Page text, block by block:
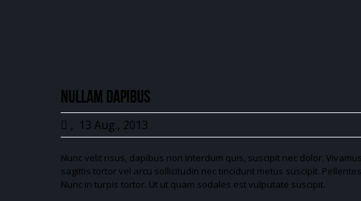
Nullam dapibus
, 13 Aug., 2013
Nunc velit risus, dapibus non interdum quis, suscipit nec dolor.
sagittis tortor vel arcu sollicitudin nec tincidunt metus suscipit.
Nunc in turpis tortor. Ut ut quam sodales est vulputate suscipit.